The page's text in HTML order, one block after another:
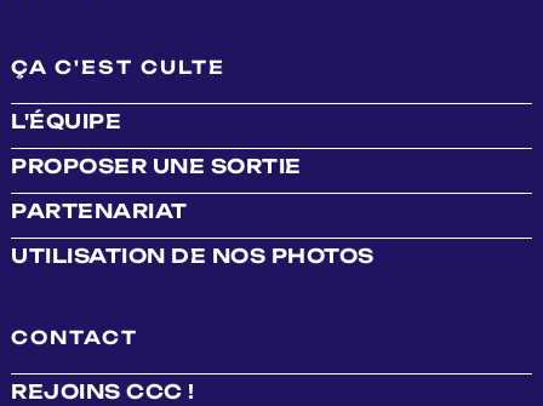
ÇA C'EST CULTE
L'ÉQUIPE
PROPOSER UNE SORTIE
PARTENARIAT
UTILISATION DE NOS PHOTOS
CONTACT
REJOINS CCC !